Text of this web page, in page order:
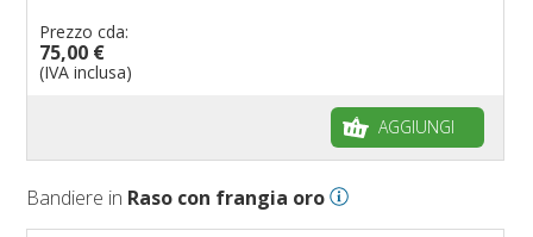
Prezzo cda:
75,00 €
(IVA inclusa)
AGGIUNGI
Bandiere in Raso con frangia oro